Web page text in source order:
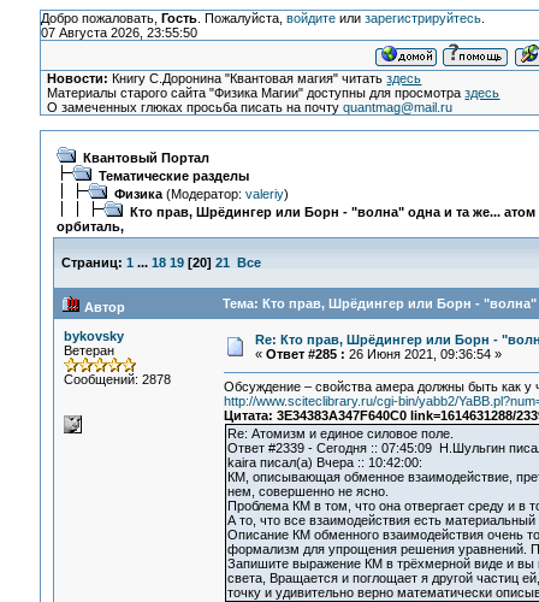
Добро пожаловать, Гость. Пожалуйста, войдитеили зарегистрируйтесь.
07 Августа 2026, 23:55:50
Новости: Книгу С.Доронина "Квантовая магия" читатьздесь
Материалы старого сайта "Физика Магии" доступны для просмотраздесь
О замеченных глюках просьба писать на почтуquantmag@mail.ru
Квантовый Портал
Тематические разделы
Физика(Модератор: valeriy)
Кто прав, Шрёдингер или Борн - "волна" одна и та же... атом
орбиталь,
Страниц: 1 ... 18 19[20] 21 Все
Автор Тема: Кто прав, Шрёдингер или Борн - "волна"
bykovsky
Ветеран
Сообщений: 2878
Re: Кто прав, Шрёдингер или Борн -
« Ответ #285 : 26 Июня 2021, 09:36:54 »
Обсуждение – свойства амера должны быть как у
http://www.sciteclibrary.ru/cgi-bin/yabb2/
Цитата: 3E34383A347F640C0 link=1614631288/
Re: Атомизм и единое силовое поле.
Ответ #2339 - Сегодня :: 07:45:09 Н.Шульгин
kaira писал(а) Вчера :: 10:42:00:
КМ, описывающая обменное взаимодействие,
нем, совершенно не ясно.
Проблема КМ в том, что она отвергает среду и в
А то, что все взаимодействия есть
Описание КМ обменного взаимодействия очень
формализм для упрощения решения уравнений.
Запишите выражение КМ в трёхмерной виде и вы
света, Вращается и поглощает я другой частиц
точку и удивительно верно математически